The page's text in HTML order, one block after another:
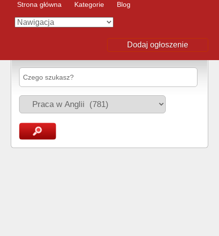
Strona główna Kategorie Blog
Dodaj ogłoszenie